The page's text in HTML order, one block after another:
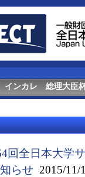
インカレ 総理大臣
回全日本大学
らせ 2015/11/